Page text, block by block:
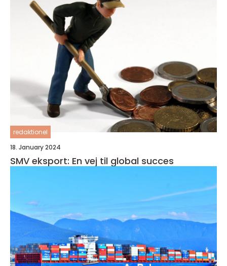
redaktionel
18. January 2024
SMV eksport: En vej til global succes